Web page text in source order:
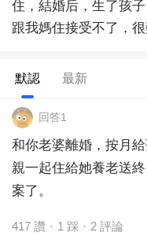
住，結婚后，生了孩
跟我媽住接受不了，
點大，出去租我媽也
大了，腿腳都沒那麼
就是不想住一起，說
哭，哎，我也是沒什
主意嗎？
默認 最新
回答1
和你老婆離婚，按月
親一起住給她養老送
案了。
417 讚 · 1 踩 · 2 評論
生活妙招 體育